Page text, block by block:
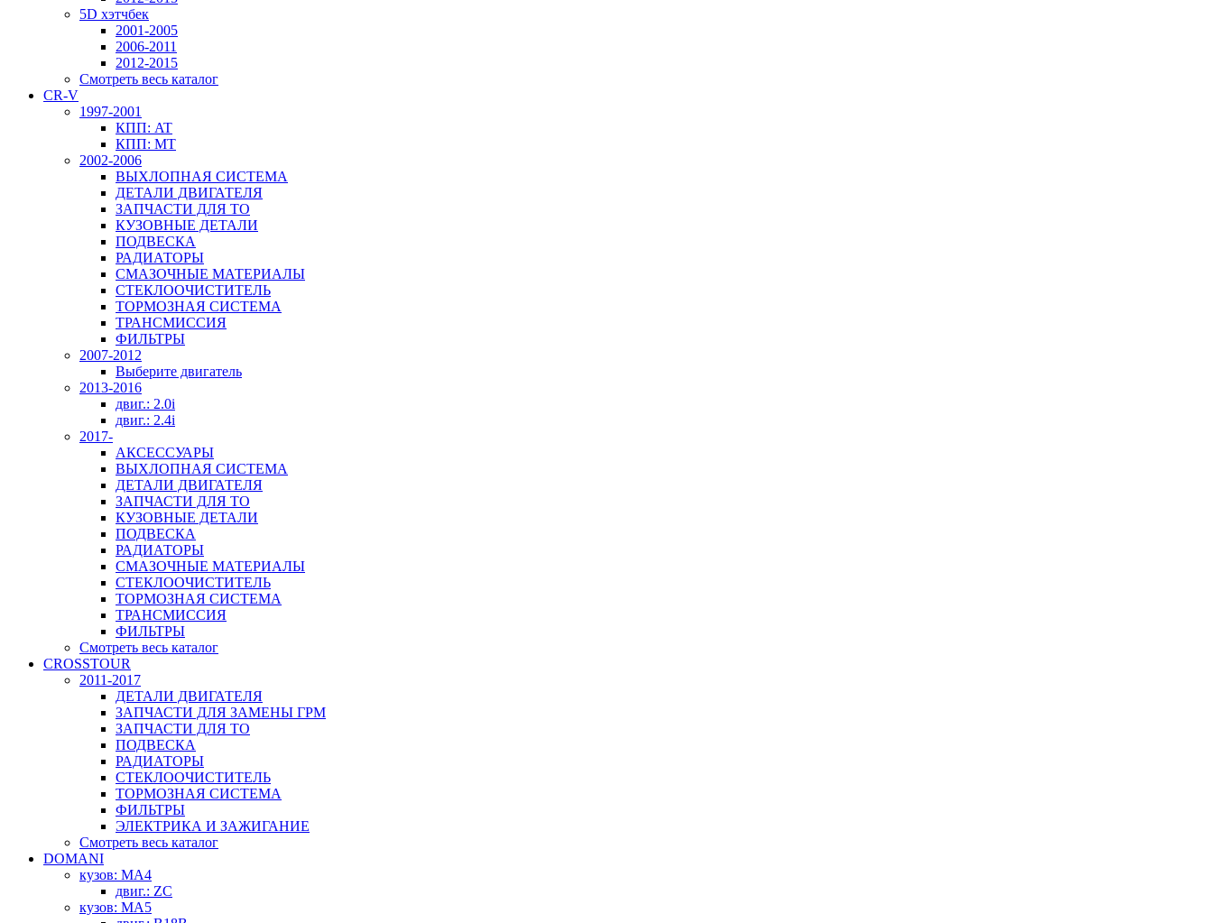
5D хэтчбек
2001-2005
2006-2011
2012-2015
Смотреть весь каталог
CR-V
1997-2001
КПП: AT
КПП: MT
2002-2006
ВЫХЛОПНАЯ СИСТЕМА
ДЕТАЛИ ДВИГАТЕЛЯ
ЗАПЧАСТИ ДЛЯ ТО
КУЗОВНЫЕ ДЕТАЛИ
ПОДВЕСКА
РАДИАТОРЫ
СМАЗОЧНЫЕ МАТЕРИАЛЫ
СТЕКЛООЧИСТИТЕЛЬ
ТОРМОЗНАЯ СИСТЕМА
ТРАНСМИССИЯ
ФИЛЬТРЫ
2007-2012
Выберите двигатель
2013-2016
двиг.: 2.0i
двиг.: 2.4i
2017-
АКСЕССУАРЫ
ВЫХЛОПНАЯ СИСТЕМА
ДЕТАЛИ ДВИГАТЕЛЯ
ЗАПЧАСТИ ДЛЯ ТО
КУЗОВНЫЕ ДЕТАЛИ
ПОДВЕСКА
РАДИАТОРЫ
СМАЗОЧНЫЕ МАТЕРИАЛЫ
СТЕКЛООЧИСТИТЕЛЬ
ТОРМОЗНАЯ СИСТЕМА
ТРАНСМИССИЯ
ФИЛЬТРЫ
Смотреть весь каталог
CROSSTOUR
2011-2017
ДЕТАЛИ ДВИГАТЕЛЯ
ЗАПЧАСТИ ДЛЯ ЗАМЕНЫ ГРМ
ЗАПЧАСТИ ДЛЯ ТО
ПОДВЕСКА
РАДИАТОРЫ
СТЕКЛООЧИСТИТЕЛЬ
ТОРМОЗНАЯ СИСТЕМА
ФИЛЬТРЫ
ЭЛЕКТРИКА И ЗАЖИГАНИЕ
Смотреть весь каталог
DOMANI
кузов: MA4
двиг.: ZC
кузов: MA5